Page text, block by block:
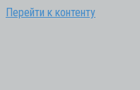
Перейти к контенту